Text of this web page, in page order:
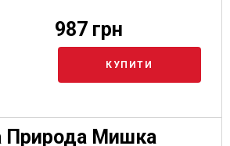
987 грн
КУПИТИ
Природа Мишка